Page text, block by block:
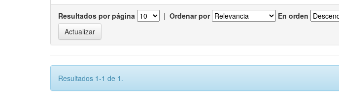
Resultados por página | Ordenar por En orden
Resultados 1-1 de 1.